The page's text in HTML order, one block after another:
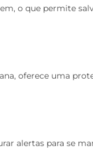
o que permite
oferece uma
alertas para se